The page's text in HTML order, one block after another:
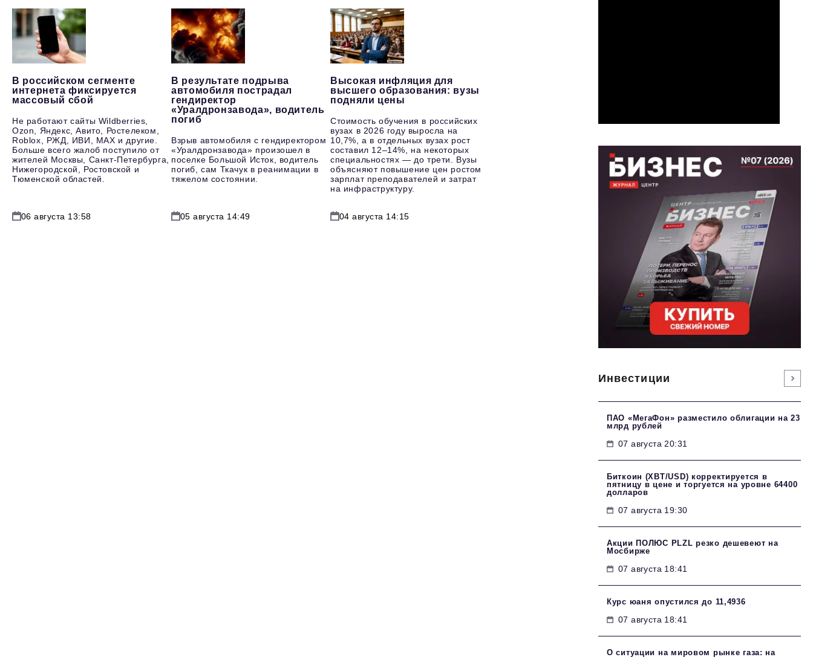
В российском сегменте
интернета фиксируется
массовый сбой
Не работают сайты Wildberries,
Ozon, Яндекс, Авито, Ростелеком,
Roblox, РЖД, ИВИ, MAX и другие.
Больше всего жалоб поступило от
жителей Москвы, Санкт-Петербурга,
Нижегородской, Ростовской и
Тюменской областей.
06 августа 13:58
В результате подрыва
автомобиля пострадал
гендиректор
«Уралдронзавода», водитель
погиб
Взрыв автомобиля с гендиректором
«Уралдронзавода» произошел в
поселке Большой Исток, водитель
погиб, сам Ткачук в реанимации в
тяжелом состоянии.
05 августа 14:49
Высокая инфляция для
высшего образования: вузы
подняли цены
Стоимость обучения в российских
вузах в 2026 году выросла на
10,7%, а в отдельных вузах рост
составил 12–14%, на некоторых
специальностях — до трети. Вузы
объясняют повышение цен ростом
зарплат преподавателей и затрат
на инфраструктуру.
04 августа 14:15
Инвестиции
ПАО «МегаФон» разместило облигации на 23
млрд рублей
07 августа 20:31
Биткоин (XBT/USD) корректируется в
пятницу в цене и торгуется на уровне 64400
долларов
07 августа 19:30
Акции ПОЛЮС PLZL резко дешевеют на
Мосбирже
07 августа 18:41
Курс юаня опустился до 11,4936
07 августа 18:41
О ситуации на мировом рынке газа: на